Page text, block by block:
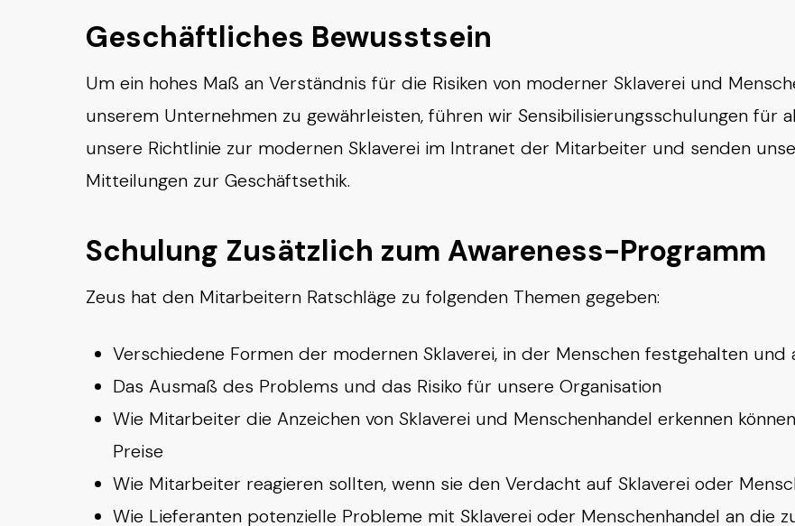
Geschäftliches Bewusstsein
Um ein hohes Maß an Verständnis für die Risiken von moderner Sklaverei und
unserem Unternehmen zu gewährleisten, führen wir Sensibilisierungsschulungen für
unsere Richtlinie zur modernen Sklaverei im Intranet der Mitarbeiter und senden
Mitteilungen zur Geschäftsethik.
Schulung Zusätzlich zum Awareness-Programm
Zeus hat den Mitarbeitern Ratschläge zu folgenden Themen gegeben:
Verschiedene Formen der modernen Sklaverei, in der Menschen festgehalten
Das Ausmaß des Problems und das Risiko für unsere Organisation
Wie Mitarbeiter die Anzeichen von Sklaverei und Menschenhandel erkennen
Preise
Wie Mitarbeiter reagieren sollten, wenn sie den Verdacht auf Sklaverei oder
Wie Lieferanten potenzielle Probleme mit Sklaverei oder Menschenhandel an die